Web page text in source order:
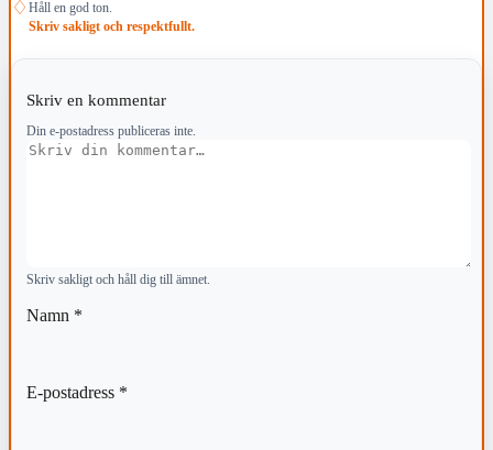
♢ Håll en god ton.
Skriv sakligt och respektfullt.
Skriv en kommentar
Din e-postadress publiceras inte.
Kommentar
Skriv sakligt och håll dig till ämnet.
Namn *
E-postadress *